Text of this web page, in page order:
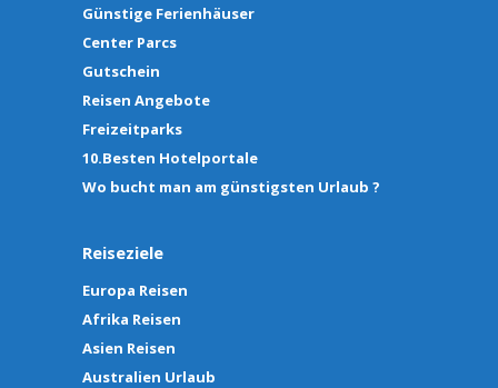
Günstige Ferienhäuser
Center Parcs
Gutschein
Reisen Angebote
Freizeitparks
10.Besten Hotelportale
Wo bucht man am günstigsten Urlaub ?
Reiseziele
Europa Reisen
Afrika Reisen
Asien Reisen
Australien Urlaub